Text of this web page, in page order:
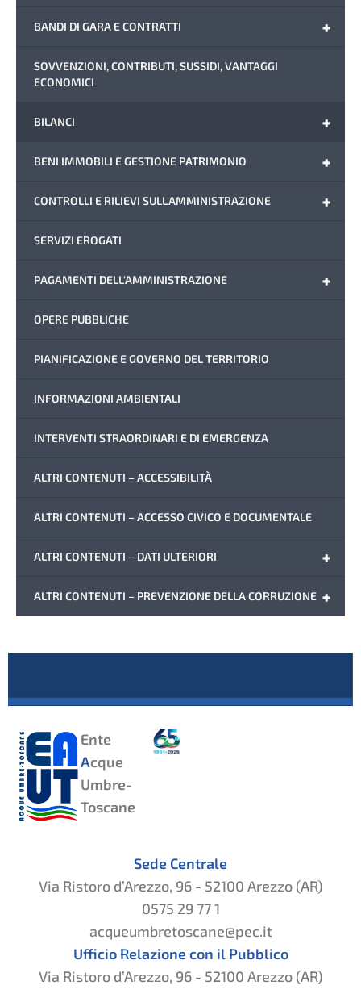
+
BANDI DI GARA E CONTRATTI
SOVVENZIONI, CONTRIBUTI, SUSSIDI, VANTAGGI
ECONOMICI
+
BILANCI
+
BENI IMMOBILI E GESTIONE PATRIMONIO
+
CONTROLLI E RILIEVI SULL'AMMINISTRAZIONE
SERVIZI EROGATI
+
PAGAMENTI DELL'AMMINISTRAZIONE
OPERE PUBBLICHE
PIANIFICAZIONE E GOVERNO DEL TERRITORIO
INFORMAZIONI AMBIENTALI
INTERVENTI STRAORDINARI E DI EMERGENZA
ALTRI CONTENUTI – ACCESSIBILITÀ
ALTRI CONTENUTI – ACCESSO CIVICO E DOCUMENTALE
+
ALTRI CONTENUTI – DATI ULTERIORI
+
ALTRI CONTENUTI – PREVENZIONE DELLA CORRUZIONE
Ente
Acque
Umbre-
Toscane
Sede Centrale
Via Ristoro d’Arezzo, 96 - 52100 Arezzo (AR)
0575 29 77 1
acqueumbretoscane@pec.it
Ufficio Relazione con il Pubblico
Via Ristoro d’Arezzo, 96 - 52100 Arezzo (AR)